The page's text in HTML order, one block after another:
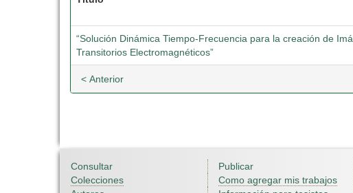
“Solución Dinámica Tiempo-Frecuencia para la creación de
Transitorios Electromagnéticos”
< Anterior
Consultar
Colecciones
Publicar
Como agregar mis trabajos